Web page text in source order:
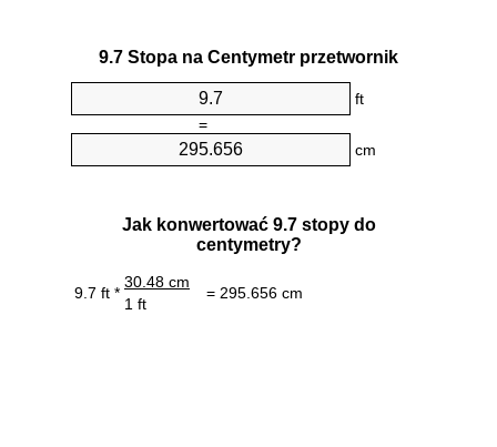
9.7 Stopa na Centymetr przetwornik
ft
=
cm
Jak konwertować 9.7 stopy do
centymetry?
9.7 ft *
30.48 cm
= 295.656 cm
1 ft